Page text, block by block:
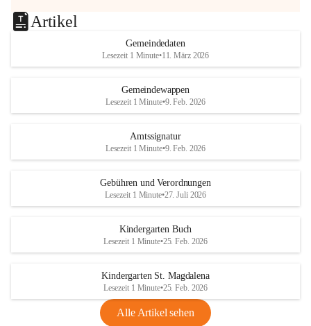
Artikel
Gemeindedaten
Lesezeit 1 Minute•11. März 2026
Gemeindewappen
Lesezeit 1 Minute•9. Feb. 2026
Amtssignatur
Lesezeit 1 Minute•9. Feb. 2026
Gebühren und Verordnungen
Lesezeit 1 Minute•27. Juli 2026
Kindergarten Buch
Lesezeit 1 Minute•25. Feb. 2026
Kindergarten St. Magdalena
Lesezeit 1 Minute•25. Feb. 2026
Alle Artikel sehen